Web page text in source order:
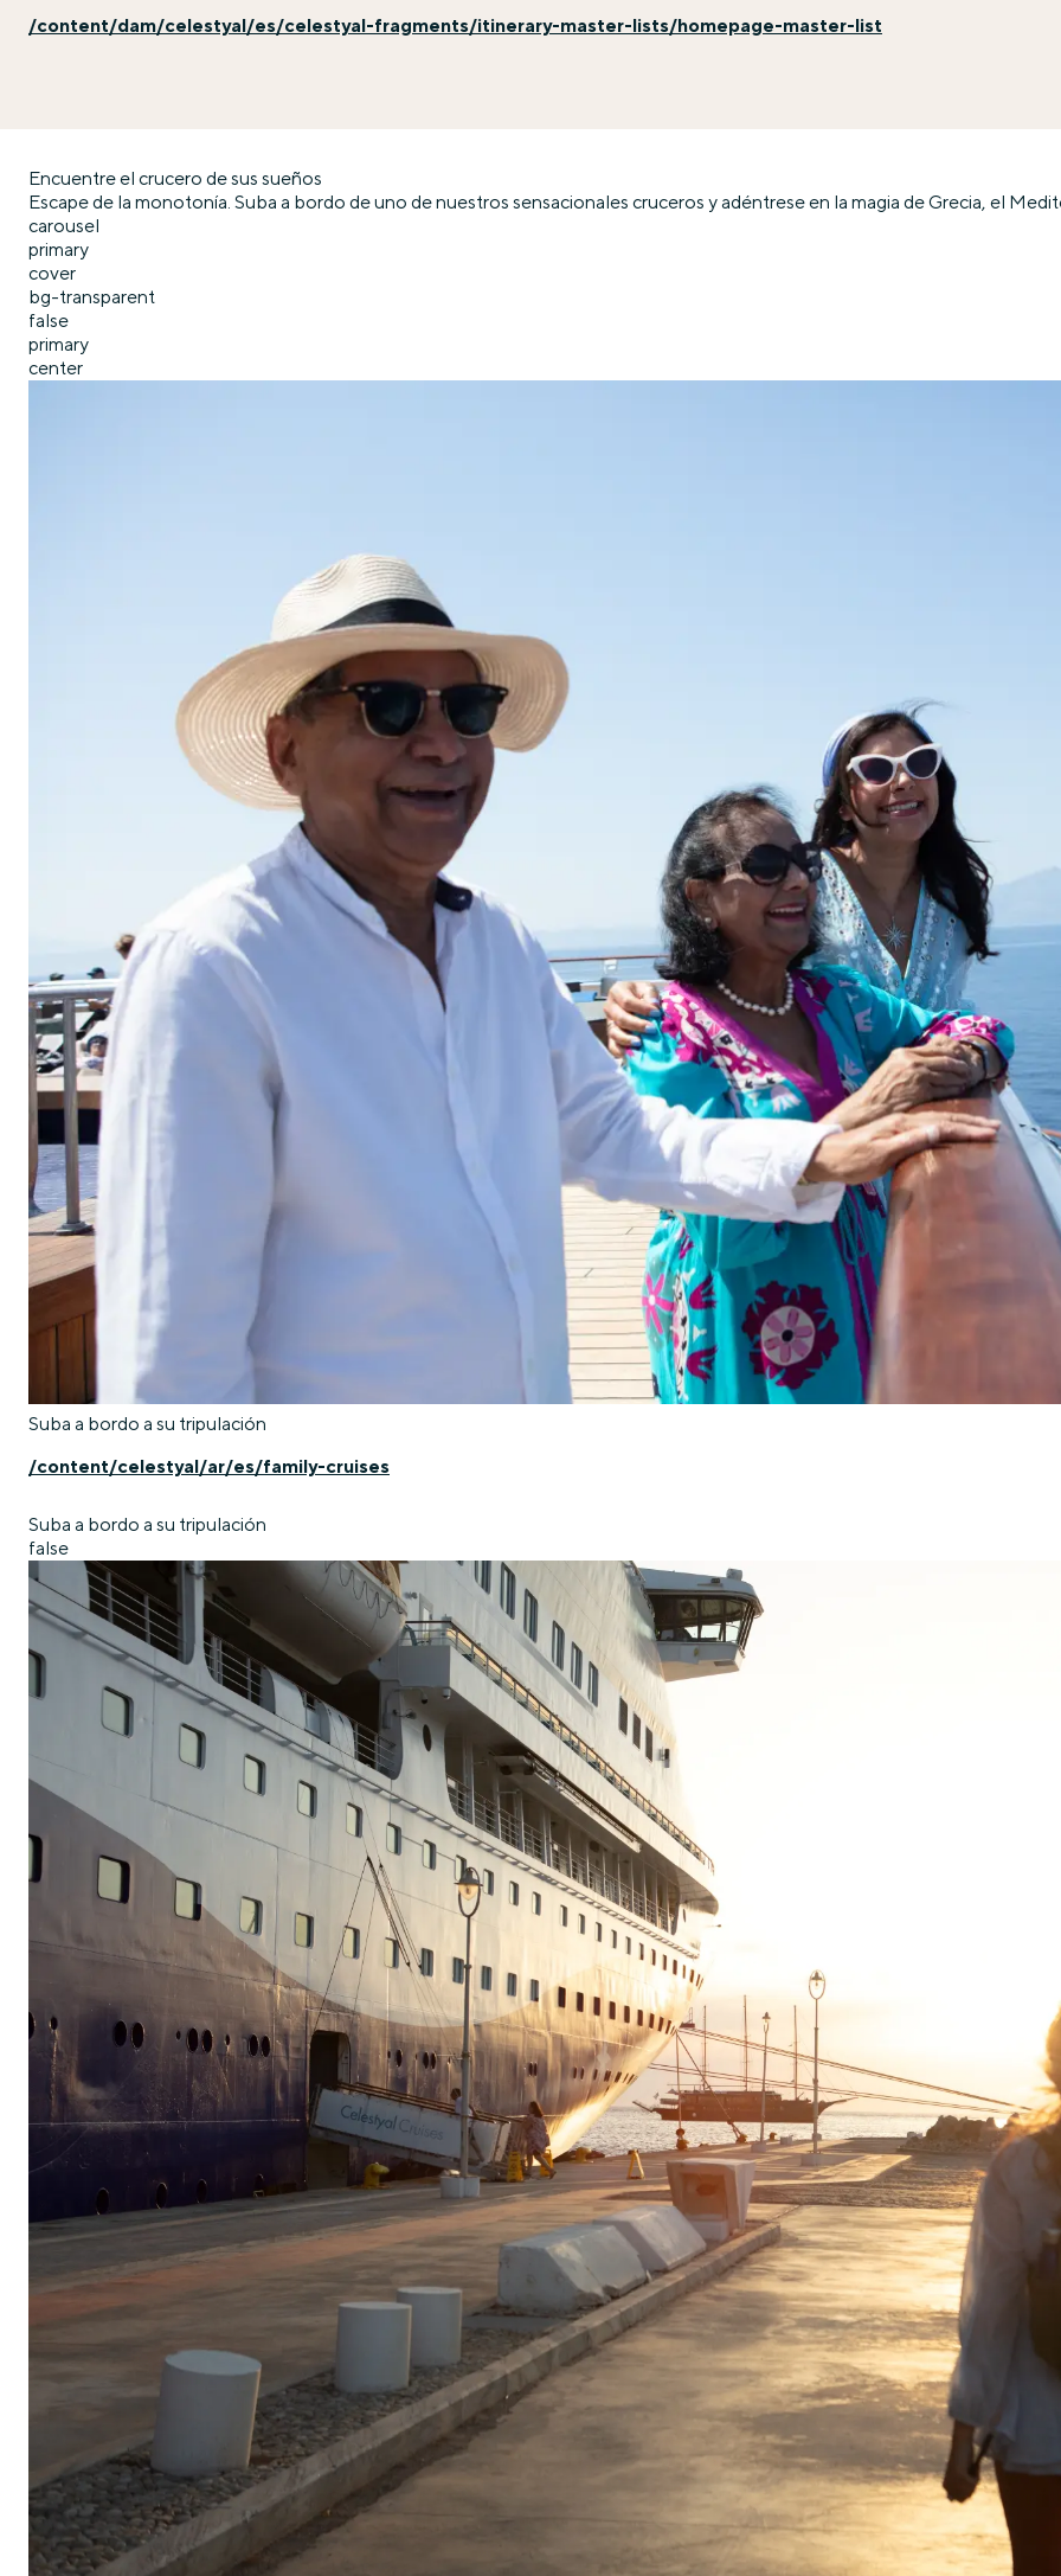
/content/dam/celestyal/es/celestyal-fragments/itinerary-master-lists/homepage-master-list
Encuentre el crucero de sus sueños
Escape de la monotonía. Suba a bordo de uno de nuestros sensacionales cruceros y adéntrese en la magia de Grecia, el
carousel
primary
cover
bg-transparent
false
primary
center
Suba a bordo a su tripulación
/content/celestyal/ar/es/family-cruises
Suba a bordo a su tripulación
false